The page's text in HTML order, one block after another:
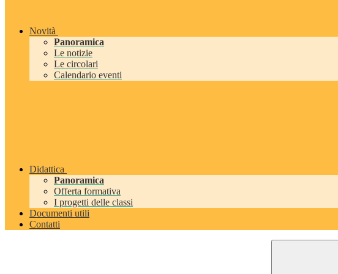
Novità
Panoramica
Le notizie
Le circolari
Calendario eventi
Didattica
Panoramica
Offerta formativa
I progetti delle classi
Documenti utili
Contatti